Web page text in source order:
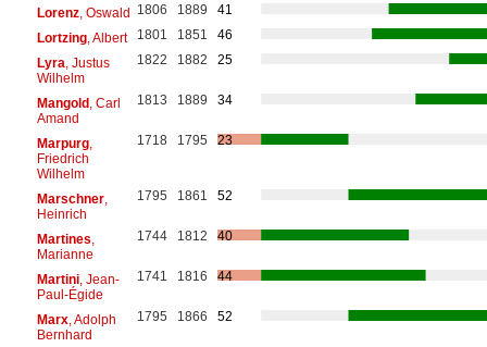
Lorenz, Oswald 1806 1889
41
Lortzing, Albert 1801 1851
46
Lyra , Justus
Wilhelm
1822 1882 25
Mangold, Carl
Amand
1813 1889 34
Marpurg,
Friedrich
Wilhelm
1718 1795 23
Marschner,
Heinrich
1795 1861 52
Martines
Marianne
1744 1812 40
Martini, Jean-
Paul-Égide
1741 1816 44
Marx, Adolph
Bernhard
1795 1866 52